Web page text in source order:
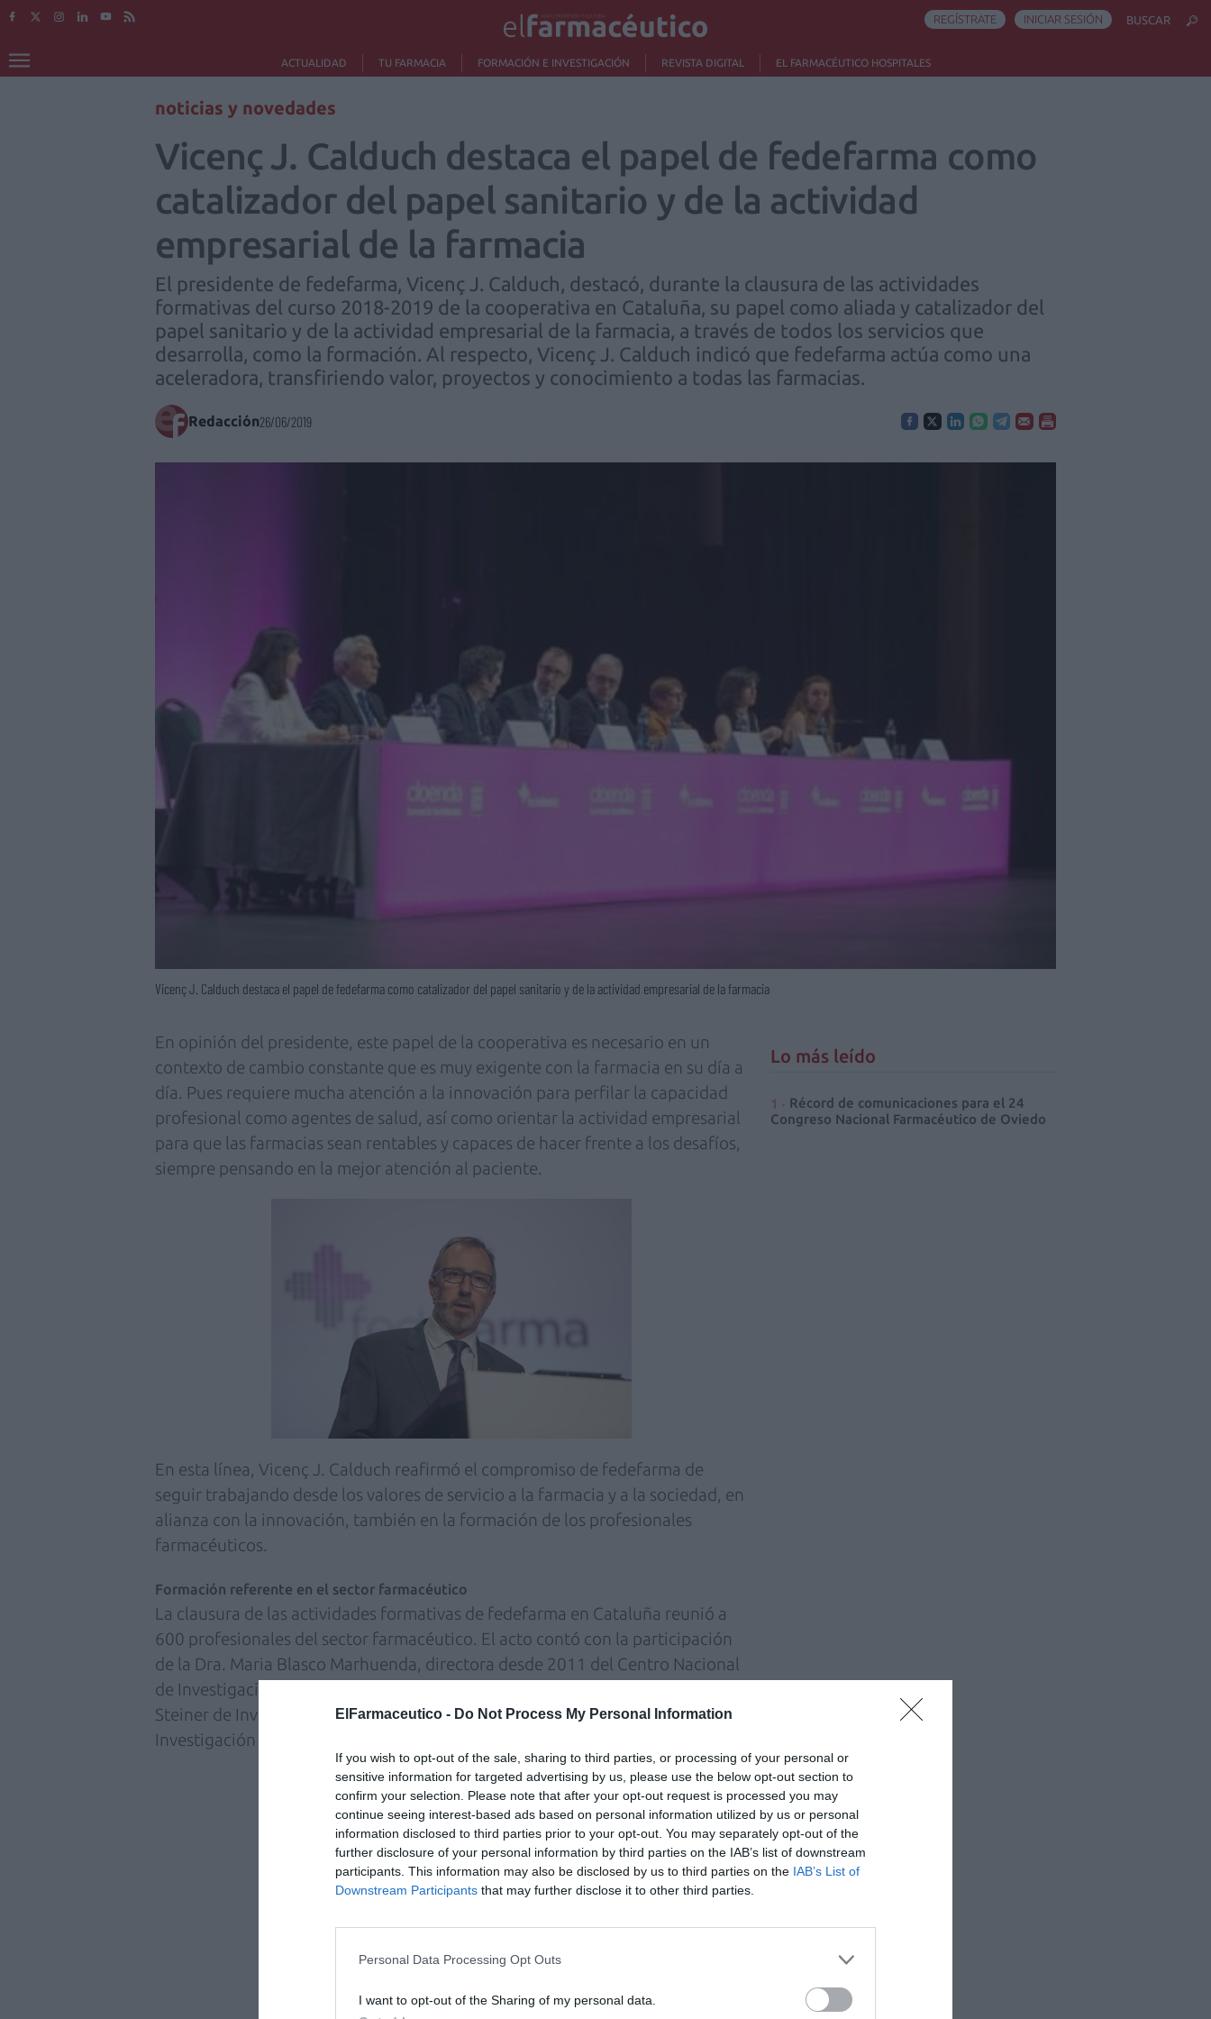
ElFarmaceutico - Do Not Process My Personal Information
If you wish to opt-out of the sale, sharing to third parties, or processing of your personal or
sensitive information for targeted advertising by us, please use the below opt-out section to
confirm your selection. Please note that after your opt-out request is processed you may
continue seeing interest-based ads based on personal information utilized by us or personal
information disclosed to third parties prior to your opt-out. You may separately opt-out of the
further disclosure of your personal information by third parties on the IAB’s list of downstream
participants. This information may also be disclosed by us to third parties on the IAB’s List of
Downstream Participants that may further disclose it to other third parties.
Personal Data Processing Opt Outs
I want to opt-out of the Sharing of my personal data.
ACTUALIDAD TU FARMACIA FORMACIÓN E INVESTIGACIÓN REVISTA DIGITAL EL FARMACÉUTICO HOSPITALES
REGÍSTRATE INICIAR SESIÓN BUSCAR
noticias y novedades
Vicenç J. Calduch destaca el papel de fedefarma como
catalizador del papel sanitario y de la actividad
empresarial de la farmacia
El presidente de fedefarma, Vicenç J. Calduch, destacó, durante la clausura de las actividades
formativas del curso 2018-2019 de la cooperativa en Cataluña, su papel como aliada y catalizador del
papel sanitario y de la actividad empresarial de la farmacia, a través de todos los servicios que
desarrolla, como la formación. Al respecto, Vicenç J. Calduch indicó que fedefarma actúa como una
aceleradora, transfiriendo valor, proyectos y conocimiento a todas las farmacias.
Redacción26/06/2019
Vicenç J. Calduch destaca el papel de fedefarma como catalizador del papel sanitario y de la actividad empresarial de la farmacia
En opinión del presidente, este papel de la cooperativa es necesario en un
contexto de cambio constante que es muy exigente con la farmacia en su día a
día. Pues requiere mucha atención a la innovación para perfilar la capacidad
profesional como agentes de salud, así como orientar la actividad empresarial
para que las farmacias sean rentables y capaces de hacer frente a los desafíos,
siempre pensando en la mejor atención al paciente.
En esta línea, Vicenç J. Calduch reafirmó el compromiso de fedefarma de
seguir trabajando desde los valores de servicio a la farmacia y a la sociedad, en
alianza con la innovación, también en la formación de los profesionales
farmacéuticos.
Formación referente en el sector farmacéutico
La clausura de las actividades formativas de fedefarma en Cataluña reunió a
600 profesionales del sector farmacéutico. El acto contó con la participación
de la Dra. Maria Blasco Marhuenda, directora desde 2011 del Centro Nacional
de Investigaciones Oncológicas (CNIO), y galardonada con el Premio Josef
Steiner de Investigación en Cáncer (2003) y el Premio Nacional de
Investigación Santiago Ramón y Cajal (2010), entre otros.
Lo más leído
Récord de comunicaciones para el 24
Congreso Nacional Farmacéutico de Oviedo